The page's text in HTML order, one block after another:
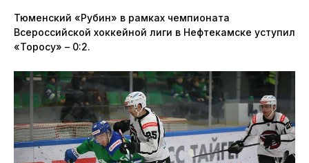
Тюменский «Рубин» в рамках чемпионата
Всероссийской хоккейной лиги в Нефтекамске уступил
«Торосу» – 0:2.